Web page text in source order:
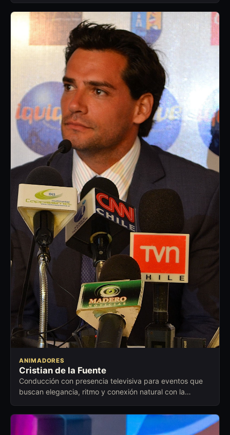
ANIMADORES
Cristian de la Fuente
Conducción con presencia televisiva para eventos que
buscan elegancia, ritmo y conexión natural con la